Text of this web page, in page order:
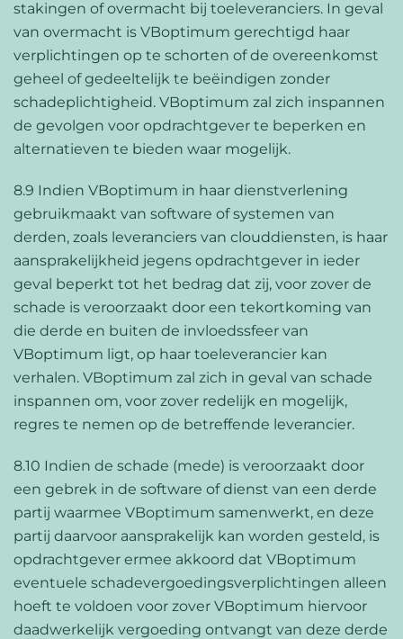
stakingen of overmacht bij toeleveranciers. In geval
van overmacht is VBoptimum gerechtigd haar
verplichtingen op te schorten of de overeenkomst
geheel of gedeeltelijk te beëindigen zonder
schadeplichtigheid. VBoptimum zal zich inspannen
de gevolgen voor opdrachtgever te beperken en
alternatieven te bieden waar mogelijk.
8.9 Indien VBoptimum in haar dienstverlening
gebruikmaakt van software of systemen van
derden, zoals leveranciers van clouddiensten, is haar
aansprakelijkheid jegens opdrachtgever in ieder
geval beperkt tot het bedrag dat zij, voor zover de
schade is veroorzaakt door een tekortkoming van
die derde en buiten de invloedssfeer van
VBoptimum ligt, op haar toeleverancier kan
verhalen. VBoptimum zal zich in geval van schade
inspannen om, voor zover redelijk en mogelijk,
regres te nemen op de betreffende leverancier.
8.10 Indien de schade (mede) is veroorzaakt door
een gebrek in de software of dienst van een derde
partij waarmee VBoptimum samenwerkt, en deze
partij daarvoor aansprakelijk kan worden gesteld, is
opdrachtgever ermee akkoord dat VBoptimum
eventuele schadevergoedingsverplichtingen alleen
hoeft te voldoen voor zover VBoptimum hiervoor
daadwerkelijk vergoeding ontvangt van deze derde